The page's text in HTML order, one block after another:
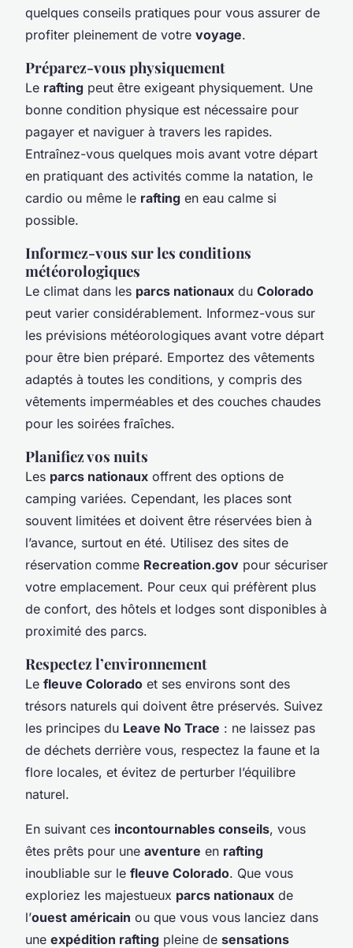
quelques conseils pratiques pour vous assurer de
profiter pleinement de votre voyage.
Préparez-vous physiquement
Le rafting peut être exigeant physiquement. Une
bonne condition physique est nécessaire pour
pagayer et naviguer à travers les rapides.
Entraînez-vous quelques mois avant votre départ
en pratiquant des activités comme la natation, le
cardio ou même le rafting en eau calme si
possible.
Informez-vous sur les conditions
météorologiques
Le climat dans les parcs nationaux du Colorado
peut varier considérablement. Informez-vous sur
les prévisions météorologiques avant votre départ
pour être bien préparé. Emportez des vêtements
adaptés à toutes les conditions, y compris des
vêtements imperméables et des couches chaudes
pour les soirées fraîches.
Planifiez vos nuits
Les parcs nationaux offrent des options de
camping variées. Cependant, les places sont
souvent limitées et doivent être réservées bien à
l’avance, surtout en été. Utilisez des sites de
réservation comme Recreation.gov pour sécuriser
votre emplacement. Pour ceux qui préfèrent plus
de confort, des hôtels et lodges sont disponibles à
proximité des parcs.
Respectez l’environnement
Le fleuve Colorado et ses environs sont des
trésors naturels qui doivent être préservés. Suivez
les principes du Leave No Trace : ne laissez pas
de déchets derrière vous, respectez la faune et la
flore locales, et évitez de perturber l’équilibre
naturel.
En suivant ces incontournables conseils, vous
êtes prêts pour une aventure en rafting
inoubliable sur le fleuve Colorado. Que vous
exploriez les majestueux parcs nationaux de
l’ouest américain ou que vous vous lanciez dans
une expédition rafting pleine de sensations